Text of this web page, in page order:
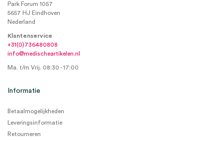
Park Forum 1057
5657 HJ Eindhoven
Nederland
Klantenservice
+31(0)736480808
info@medischeartikelen.nl
Ma. t/m Vrij. 08:30 - 17:00
Informatie
Betaalmogelijkheden
Leveringsinformatie
Retourneren